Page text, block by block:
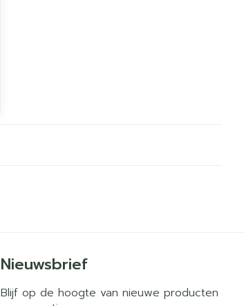
Nieuwsbrief
Blijf op de hoogte van nieuwe producten